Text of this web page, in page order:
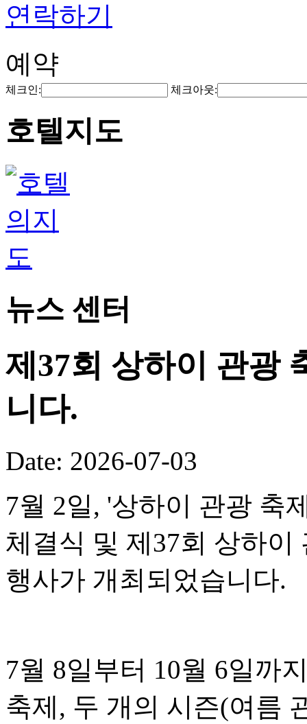
연락하기
예약
체크인: 체크아웃:
호텔지도
뉴스 센터
제37회 상하이 관광
니다.
Date: 2026-07-03
7월 2일, '상하이 관광 축
체결식 및 제37회 상하
행사가 개최되었습니다.
7월 8일부터 10월 6일까
축제, 두 개의 시즌(여름